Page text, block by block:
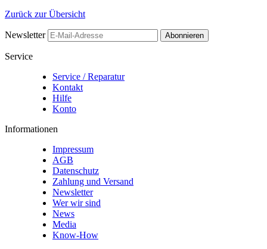
Zurück zur Übersicht
Newsletter Abonnieren
Service
Service / Reparatur
Kontakt
Hilfe
Konto
Informationen
Impressum
AGB
Datenschutz
Zahlung und Versand
Newsletter
Wer wir sind
News
Media
Know-How